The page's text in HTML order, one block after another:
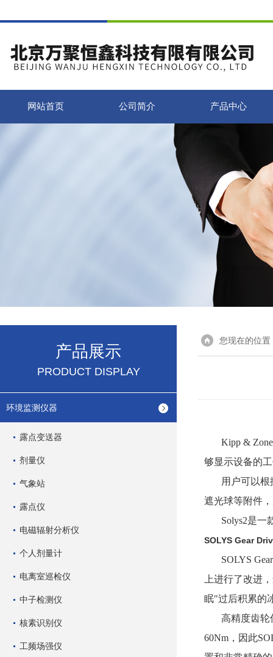
网站首页 公司简介 产品中心
产品展示
PRODUCT DISPLAY
环境监测仪器
露点变送器
剂量仪
气象站
露点仪
电磁辐射分析仪
个人剂量计
电离室巡检仪
中子检测仪
核素识别仪
工频场强仪
您现在的位置
Kipp &
够显示设备的
用户可以
遮光球等附件
Solys2是一
SOLYS Gear
SOLYS
上进行了改进
眠"过后积累的
高精度齿轮
60Nm ，因此